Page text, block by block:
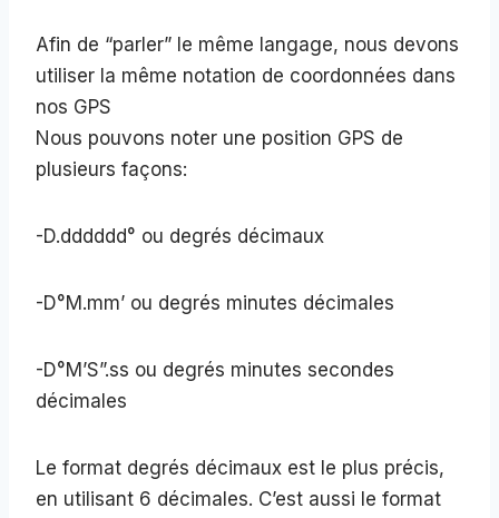
Afin de “parler” le même langage, nous devons
utiliser la même notation de coordonnées dans
nos GPS
Nous pouvons noter une position GPS de
plusieurs façons:
-D.dddddd° ou degrés décimaux
-D°M.mm’ ou degrés minutes décimales
-D°M’S”.ss ou degrés minutes secondes
décimales
Le format degrés décimaux est le plus précis,
en utilisant 6 décimales. C’est aussi le format